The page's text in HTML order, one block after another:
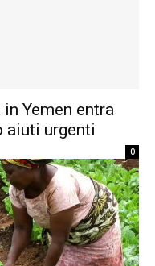
Yemen entra
aiuti urgenti
0